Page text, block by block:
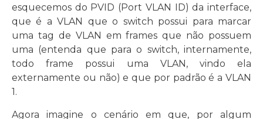
esquecemos do PVID (Port VLAN ID) da interface,
que é a VLAN que o switch possui para marcar
uma tag de VLAN em frames que não possuem
uma (entenda que para o switch, internamente,
todo frame possui uma VLAN, vindo ela
externamente ou não) e que por padrão é a VLAN
1.
Agora imagine o cenário em que, por algum